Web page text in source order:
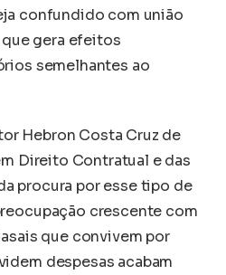
confundido com união
gera efeitos
semelhantes ao
Hebron Costa Cruz de
Direito Contratual e das
procura por esse tipo de
crescente com
que convivem por
despesas acabam